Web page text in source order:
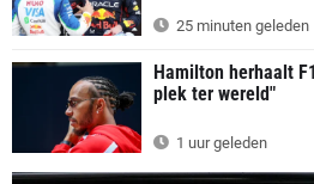
25 minuten geleden
Hamilton herhaalt
plek ter wereld"
1 uur geleden